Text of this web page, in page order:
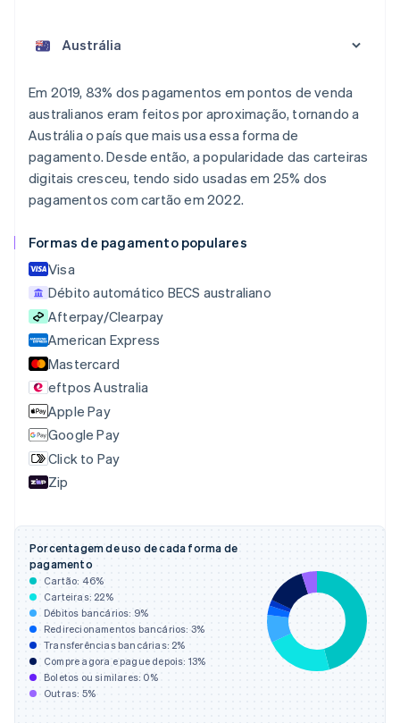
Em 2019, 83% dos pagamentos em pontos de venda
australianos eram feitos por aproximação, tornando a
Austrália o país que mais usa essa forma de
pagamento. Desde então, a popularidade das carteiras
digitais cresceu, tendo sido usadas em 25% dos
pagamentos com cartão em 2022.
Formas de pagamento populares
Visa
Débito automático BECS australiano
Afterpay/Clearpay
American Express
Mastercard
eftpos Australia
Apple Pay
Google Pay
Click to Pay
Zip
Porcentagem de uso de cada forma de
pagamento
Cartão: 46%
Carteiras: 22%
Débitos bancários: 9%
Redirecionamentos bancários: 3%
Transferências bancárias: 2%
Compre agora e pague depois: 13%
Boletos ou similares: 0%
Outras: 5%
DeutschEnglish
Austrália
English
Áustria
NederlandsFrançaisDeutschEnglish
Brasil
Português English
English
Canadá
English Français
简体中文English
Chipre
English
Croácia
EnglishItaliano
Dinamarca
Eslováquia
English
Eslovênia
EnglishItaliano
Espanha
Español English
Estados Unidos